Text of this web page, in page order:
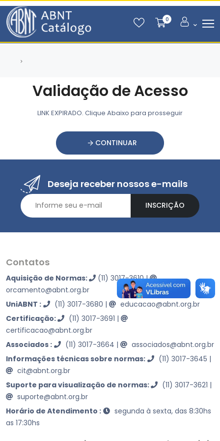
0
Validação de Acesso
LINK EXPIRADO. Clique Abaixo para prosseguir
CONTINUAR
Deseja receber nossos e-mails
INSCRIÇÃO
Contatos
Aquisição de Normas: (11) 3017-3610|
orcamento@abnt.org.br
UniABNT :
(11) 3017-3680 |
educacao@abnt.org.br
Certificação:
(11) 3017-3691 |
certificacao@abnt.org.br
Associados :
(11) 3017-3664 |
associados@abnt.org.br
Informações técnicas sobre normas:
(11) 3017-3645 |
cit@abnt.org.br
Suporte para visualização de normas:
(11) 3017-3621 |
suporte@abnt.org.br
Horário de Atendimento :
segunda à sexta, das 8:30hs
as 17:30hs